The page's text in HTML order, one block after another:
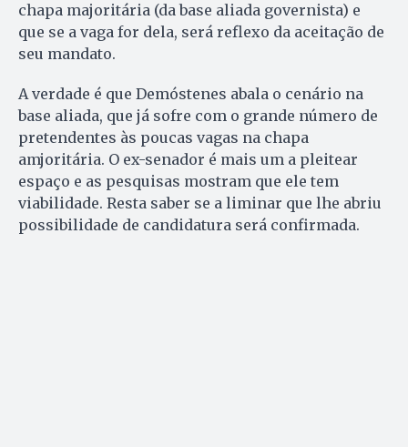
chapa majoritária (da base aliada governista) e
que se a vaga for dela, será reflexo da aceitação de
seu mandato.
A verdade é que Demóstenes abala o cenário na
base aliada, que já sofre com o grande número de
pretendentes às poucas vagas na chapa
amjoritária. O ex-senador é mais um a pleitear
espaço e as pesquisas mostram que ele tem
viabilidade. Resta saber se a liminar que lhe abriu
possibilidade de candidatura será confirmada.